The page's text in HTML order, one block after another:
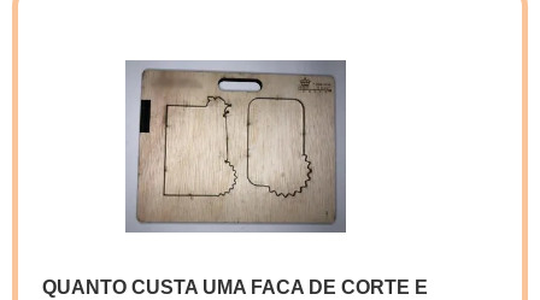
QUANTO CUSTA UMA FACA DE CORTE E